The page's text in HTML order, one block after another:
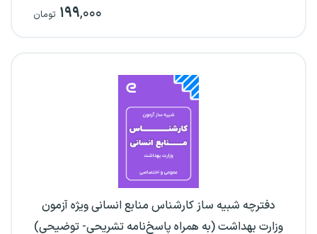
۱۹۹,۰۰۰ تومان
دفترچه شبیه ساز کارشناس منابع انسانی ویژه آزمون
وزارت بهداشت (به همراه پاسخ‌نامه تشریحی- توضیحی)